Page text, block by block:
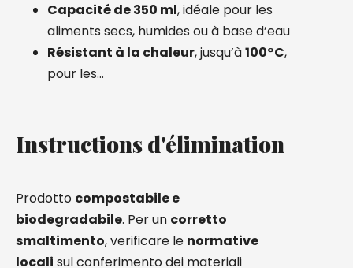
Capacité de 350 ml, idéale pour les
aliments secs, humides ou à base d’eau
Résistant à la chaleur, jusqu’à100°C,
pour les…
Instructions d'élimination
Prodotto compostabile e
biodegradabile. Per un corretto
smaltimento, verificare le normative
locali sul conferimento dei materiali